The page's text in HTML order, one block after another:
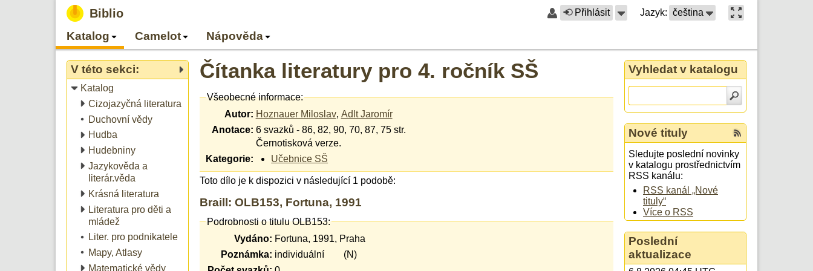
Biblio Přihlásit Jazyk: čeština
Katalog Camelot Nápověda
V této sekci:
Katalog
Cizojazyčná literatura
Duchovní vědy
Hudba
Hudebniny
Jazykověda a
literár.věda
Krásná literatura
Literatura pro děti a
mládež
Liter. pro podnikatele
Mapy, Atlasy
Matematické vědy
Čítanka literatury pro 4. ročník SŠ
Všeobecné informace:
Autor: Hoznauer Miloslav, Adlt Jaromír
Anotace: 6 svazků - 86, 82, 90, 70, 87, 75 str.
Černotisková verze.
Kategorie:
Učebnice SŠ
Toto dílo je k dispozici v následující 1 podobě:
Braill: OLB153, Fortuna, 1991
Podrobnosti o titulu OLB153:
Vydáno: Fortuna, 1991, Praha
Poznámka: individuální (N)
Vyhledat v katalogu
Nové tituly
Sledujte poslední novinky
v katalogu prostřednictvím
RSS kanálu:
RSS kanál „Nové
tituly“
Více o RSS
Poslední
aktualizace